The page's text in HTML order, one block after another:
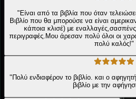
"Είναι από τα βιβλία που όταν
Βιβλίο που θα μπορούσε να είναι
κάποια κλισέ) με
περιγραφές.Μου άρεσαν πολύ όλοι οι
πολύ καλός!"
"Πολύ ενδιαφέρον το βιβλίο. και ο
βιβλίο με την